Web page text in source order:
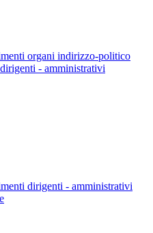
organi indirizzo-politico
- amministrativi
dirigenti - amministrativi